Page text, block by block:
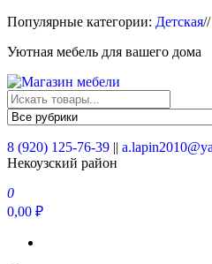
Перейти
содержимому
Популярные категории: Детская//
Уютная мебель для вашего дома
Магазин мебели
Мебель для вашего дома
8 (920) 125-76-39 ||
Некоузский район
0
0,00 ₽